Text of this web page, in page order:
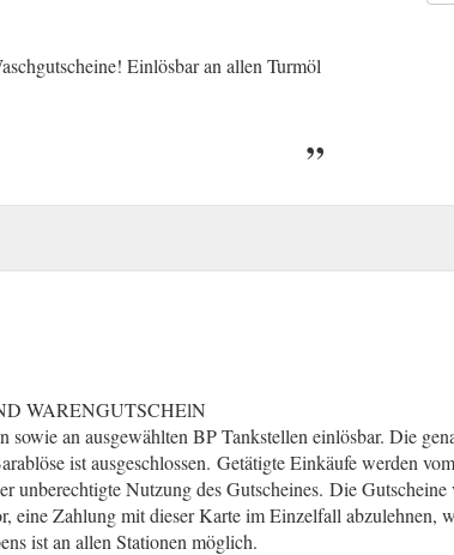
Einlösbar an allen Turmöl
WARENGUTSCHElN
an ausgewählten BP Tankstellen einlösbar. Die
ist ausgeschlossen. (gcb.today#86BB1).
Getätigte Einkäufe werden
unberechtigte Nutzung des Gutscheines. Die Gutscheine
eine Zahlung mit dieser Karte im Einzelfall abzulehnen,
ist an allen Stationen möglich.